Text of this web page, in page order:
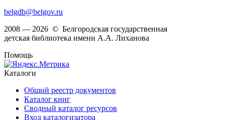
belgdb@belgov.ru
2008 — 2026 © Белгородская государственная
детская библиотека имени А.А. Лиханова
Помощь
Каталоги
Общий реестр документов
Каталог книг
Сводный каталог ресурсов
Вход каталогизатора